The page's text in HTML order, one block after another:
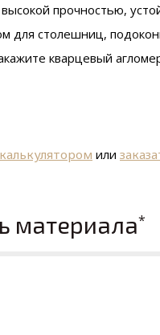
прочностью,
для столешниц,
кварцевый
калькулятором или
материала*